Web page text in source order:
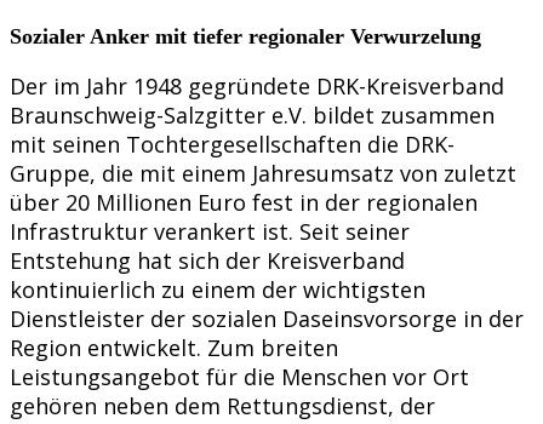
Sozialer Anker mit tiefer regionaler Verwurzelung
Der im Jahr 1948 gegründete DRK-Kreisverband
Braunschweig-Salzgitter e.V. bildet zusammen
mit seinen Tochtergesellschaften die DRK-
Gruppe, die mit einem Jahresumsatz von zuletzt
über 20 Millionen Euro fest in der regionalen
Infrastruktur verankert ist. Seit seiner
Entstehung hat sich der Kreisverband
kontinuierlich zu einem der wichtigsten
Dienstleister der sozialen Daseinsvorsorge in der
Region entwickelt. Zum breiten
Leistungsangebot für die Menschen vor Ort
gehören neben dem Rettungsdienst, der